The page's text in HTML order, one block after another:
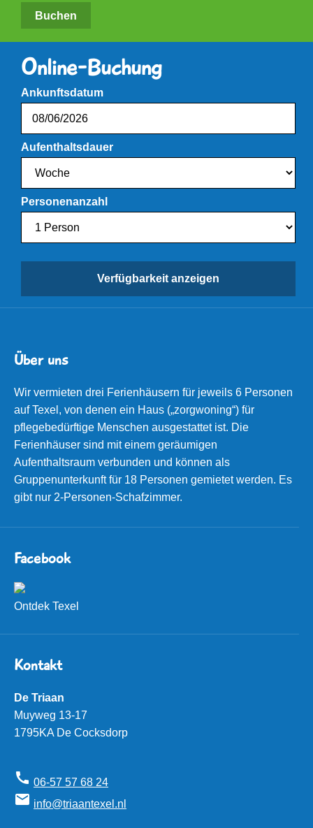
Buchen
Online-Buchung
Ankunftsdatum
Aufenthaltsdauer
Personenanzahl
Über uns
Wir vermieten drei Ferienhäusern für jeweils 6 Personen
auf Texel, von denen ein Haus („zorgwoning“) für
pflegebedürftige Menschen ausgestattet ist. Die
Ferienhäuser sind mit einem geräumigen
Aufenthaltsraum verbunden und können als
Gruppenunterkunft für 18 Personen gemietet werden. Es
gibt nur 2-Personen-Schafzimmer.
Facebook
Ontdek Texel
Kontakt
De Triaan
Muyweg 13-17
1795KA De Cocksdorp
call 06-57 57 68 24
mail info@triaantexel.nl